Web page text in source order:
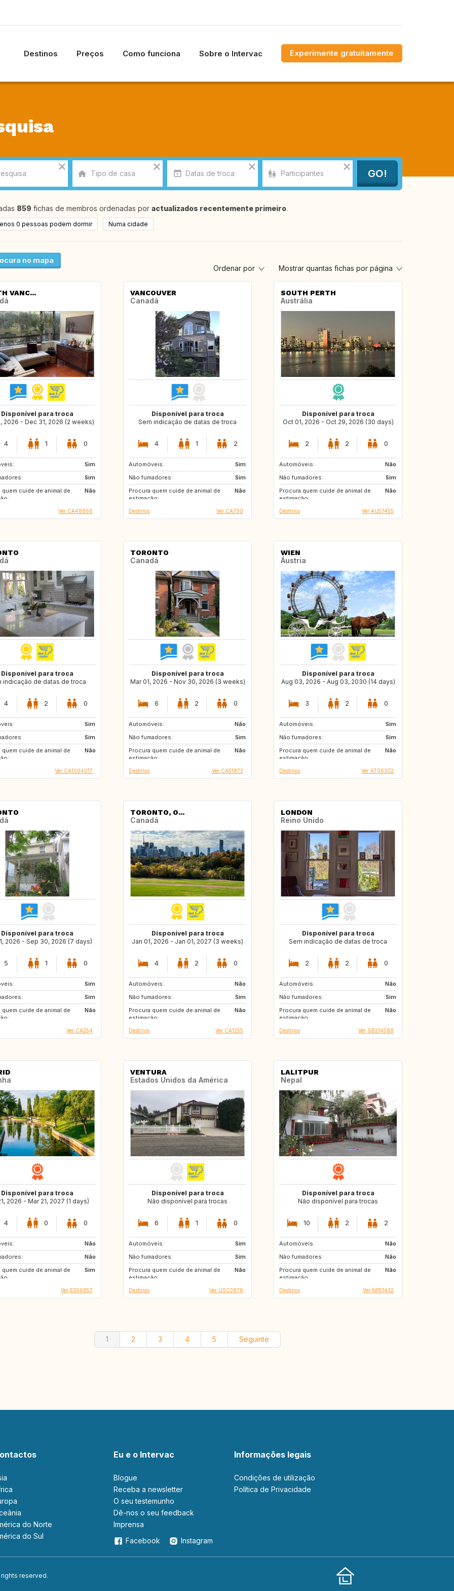
Destinos Preços Como funciona Sobre o Intervac Experimente gratuitamente
859 fichas de membros ordenadas por actualizados recentemente primeiro.
0 pessoas podem dormir Numa cidade
no mapa
Ordenar por
Mostrar quantas fichas por página
VANC...
Disponível para troca
2026 - Dec 31, 2026 (2 weeks)
4 1 0
Sim
Sim
quem cuide de animal de
Não
MX
Ver CA48866
VANCOUVER
Canadá
Disponível para troca
Sem indicação de datas de troca
4 1 2
Automóveis:
Sim
Não fumadores:
Sim
Procura quem cuide de animal de
estimação:
Não
FR
CA
FR
IT
Destinos Ver CA790
SOUTH PERTH
Austrália
Disponível para troca
Oct 01, 2026 - Oct 29, 2026 (30 days)
2 2 0
Automóveis:
Não
Não fumadores:
Sim
Procura quem cuide de animal de
estimação:
Não
GB
Destinos Ver AU57455
Disponível para troca
indicação de datas de troca
4 2 0
Sim
Sim
quem cuide de animal de
Não
Ver CA1004017
TORONTO
Canadá
Disponível para troca
Mar 01, 2026 - Nov 30, 2026 (3 weeks)
6 2 0
Automóveis:
Não
Não fumadores:
Sim
Procura quem cuide de animal de
estimação:
Não
NO
DK
GR
IS
Destinos Ver CA51873
WIEN
Áustria
Disponível para troca
Aug 03, 2026 - Aug 03, 2030 (14 days)
3 2 0
Automóveis:
Sim
Não fumadores:
Sim
Procura quem cuide de animal de
estimação:
Não
GB
FR
US
AU
Destinos Ver AT06302
Disponível para troca
2026 - Sep 30, 2026 (7 days)
5 1 0
Sim
Sim
quem cuide de animal de
Não
Ver CA254
TORONTO, O...
Canadá
Disponível para troca
Jan 01, 2026 - Jan 01, 2027 (3 weeks)
4 2 0
Automóveis:
Não
Não fumadores:
Sim
Procura quem cuide de animal de
estimação:
Não
GB
FR
HR
Destinos Ver CA1255
LONDON
Reino Unido
Disponível para troca
Sem indicação de datas de troca
2 2 0
Automóveis:
Não
Não fumadores:
Sim
Procura quem cuide de animal de
estimação:
Não
IT
ES
GB
IT
Destinos Ver GB214588
Disponível para troca
2026 - Mar 21, 2027 (1 days)
4 0 0
Não
Não
quem cuide de animal de
Sim
AT
Ver ES56857
VENTURA
Estados Unidos da América
Disponível para troca
Não disponível para trocas
6 1 0
Automóveis:
Sim
Não fumadores:
Sim
Procura quem cuide de animal de
estimação:
Não
AT
DK
AT
Destinos Ver USC3876
LALITPUR
Nepal
Disponível para troca
Não disponível para trocas
10 2 2
Automóveis:
Não
Não fumadores:
Não
Procura quem cuide de animal de
estimação:
Não
FR
GR
Destinos Ver NP51432
1 2 3 4 5 Seguinte
do Norte
do Sul
Eu e o Intervac
Blogue
Receba a newsletter
O seu testemunho
Dê-nos o seu feedback
Imprensa
Facebook
Instagram
Informações legais
Condições de utilização
Política de Privacidade
reserved.